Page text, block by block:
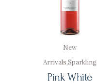
New
Arrivals,Sparkling
Pink White